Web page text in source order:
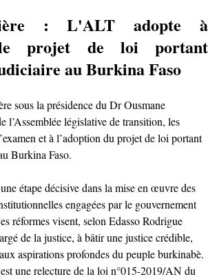
: L'ALT adopte à
le projet de loi portant
au Burkina Faso
sous la présidence du Dr Ousmane
l’Assemblée législative de transition, les
et à l’adoption du projet de loi portant
Burkina Faso.
étape décisive dans la mise en œuvre des
engagées par le gouvernement
réformes visent, selon Edasso Rodrigue
de la justice, à bâtir une justice crédible,
aspirations profondes du peuple burkinabè.
une relecture de la loi n°015-2019/AN du